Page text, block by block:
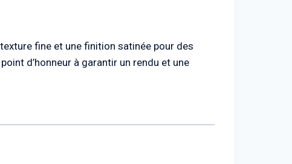
fine et une finition satinée pour des
d’honneur à garantir un rendu et une